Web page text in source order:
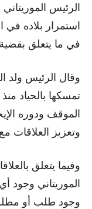
الرئيس
استمرار بلاده في
في ما يتعلق
وقال الرئيس ولد
الموقف ودوره
وتعزيز العلاقات
وفيما يتعلق
الموريتاني وجود
وجود طلب أو